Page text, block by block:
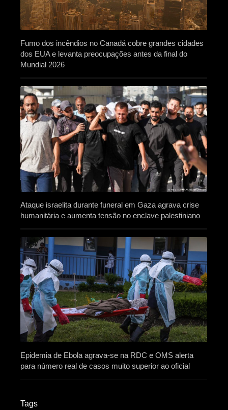
Fumo dos incêndios no Canadá cobre grandes cidades
dos EUA e levanta preocupações antes da final do
Mundial 2026
Ataque israelita durante funeral em Gaza agrava crise
humanitária e aumenta tensão no enclave palestiniano
Epidemia de Ebola agrava-se na RDC e OMS alerta
para número real de casos muito superior ao oficial
Tags